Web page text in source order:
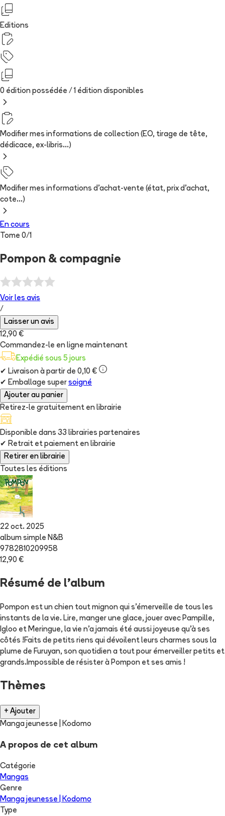
Editions
0 édition possédée / 1 édition disponibles
Modifier mes informations de collection (EO, tirage de tête,
dédicace, ex-libris...)
Modifier mes informations d'achat-vente (état, prix d'achat,
cote...)
En cours
Tome 0/1
Pompon & compagnie
Voir les avis
/
Laisser un avis
12,90 €
Commandez-le en ligne maintenant
Expédié sous 5 jours
✔ Livraison à partir de 0,10 €
✔ Emballage super soigné
Ajouter au panier
Retirez-le gratuitement en librairie
Disponible dans 33 librairies partenaires
✔ Retrait et paiement en librairie
Retirer en librairie
Toutes les éditions
22 oct. 2025
album simple N&B
9782810209958
12,90 €
Résumé de l'album
Pompon est un chien tout mignon qui s'émerveille de tous les
instants de la vie. Lire, manger une glace, jouer avec Pampille,
Igloo et Meringue, la vie n'a jamais été aussi joyeuse qu'à ses
côtés !Faits de petits riens qui dévoilent leurs charmes sous la
plume de Furuyan, son quotidien a tout pour émerveiller petits et
grands.Impossible de résister à Pompon et ses amis !
Thèmes
+ Ajouter
Manga jeunesse | Kodomo
A propos de cet album
Catégorie
Mangas
Genre
Manga jeunesse | Kodomo
Type